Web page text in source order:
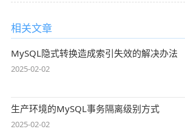
相关文章
MySQL隐式转换造成索引失效的解决办法
2025-02-02
生产环境的MySQL事务隔离级别方式
2025-02-02